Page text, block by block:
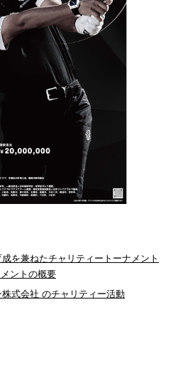
を兼ねたチャリティートーナメント
ントの概要
式会社 のチャリティー活動